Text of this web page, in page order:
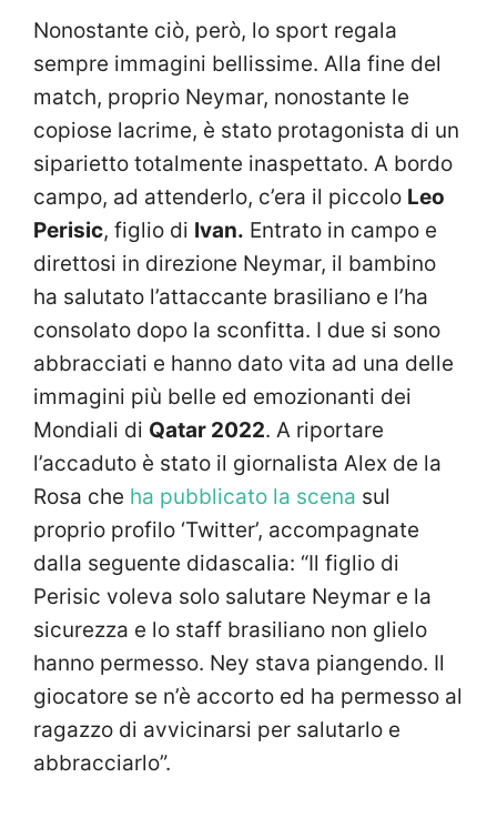
Nonostante ciò, però, lo sport regala
sempre immagini bellissime. Alla fine del
match, proprio Neymar, nonostante le
copiose lacrime, è stato protagonista di un
siparietto totalmente inaspettato. A bordo
campo, ad attenderlo, c’era il piccolo Leo
Perisic, figlio di Ivan. Entrato in campo e
direttosi in direzione Neymar, il bambino
ha salutato l’attaccante brasiliano e l’ha
consolato dopo la sconfitta. I due si sono
abbracciati e hanno dato vita ad una delle
immagini più belle ed emozionanti dei
Mondiali di Qatar 2022. A riportare
l’accaduto è stato il giornalista Alex de la
Rosa che ha pubblicato la scena sul
proprio profilo ‘Twitter’, accompagnate
dalla seguente didascalia: “Il figlio di
Perisic voleva solo salutare Neymar e la
sicurezza e lo staff brasiliano non glielo
hanno permesso. Ney stava piangendo. Il
giocatore se n’è accorto ed ha permesso al
ragazzo di avvicinarsi per salutarlo e
abbracciarlo”.